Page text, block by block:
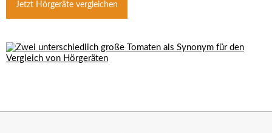
Jetzt Hörgeräte vergleichen